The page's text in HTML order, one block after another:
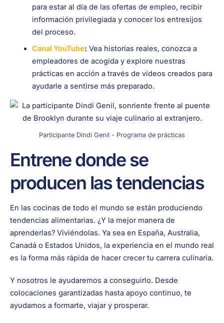
para estar al día de las ofertas de empleo, recibir
información privilegiada y conocer los entresijos
del proceso.
Canal YouTube: Vea historias reales, conozca a
empleadores de acogida y explore nuestras
prácticas en acción a través de vídeos creados para
ayudarle a sentirse más preparado.
Participante Dindi Genil - Programa de prácticas
Entrene donde se
producen las tendencias
En las cocinas de todo el mundo se están produciendo
tendencias alimentarias. ¿Y la mejor manera de
aprenderlas? Viviéndolas. Ya sea en España, Australia,
Canadá o Estados Unidos, la experiencia en el mundo real
es la forma más rápida de hacer crecer tu carrera culinaria.
Y nosotros le ayudaremos a conseguirlo. Desde
colocaciones garantizadas hasta apoyo continuo, te
ayudamos a formarte, viajar y prosperar.